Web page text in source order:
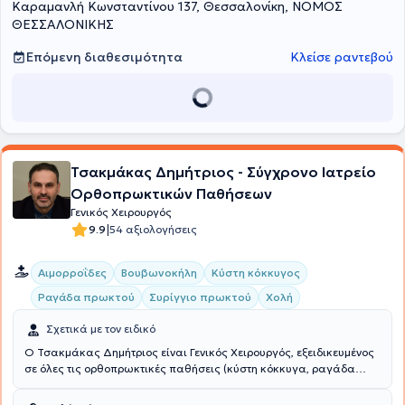
Παπανικολάου" με ενεργό συμμετοχή στα χειρουργεία, εφημερίες
και στο διδακτικό έργο της κλινικής. Έχει συμμετάσχει σε πλήθος
είναι συγγραφέας πολυάριθμων ανακοινώσεων και εργασιών σε
Καραμανλή Κωνσταντίνου 137, Θεσσαλονίκη, ΝΟΜΟΣ
ΘΕΣΣΑΛΟΝΙΚΗΣ
Επόμενη διαθεσιμότητα
Κλείσε ραντεβού
Τσακμάκας Δημήτριος - Σύγχρονο Ιατρείο
Ορθοπρωκτικών Παθήσεων
Γενικός Χειρουργός
9.9|54 αξιολογήσεις
Αιμορροΐδες Βουβωνοκήλη
Κύστη κόκκυγος
Ραγάδα πρωκτού
Συρίγγιο πρωκτού Χολή
Σχετικά με τον ειδικό
Ο Τσακμάκας Δημήτριος είναι Γενικός Χειρουργός, εξειδικευμένος
σε όλες τις ορθοπρωκτικές παθήσεις (κύστη κόκκυγα, ραγάδα
Θεσσαλονίκη. Είναι πτυχιούχος της Ιατρικής Σχολής του